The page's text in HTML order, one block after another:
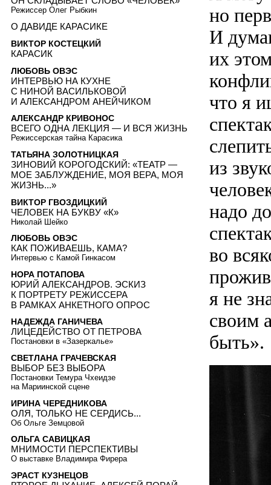
но
И
их
что я
из
надо
во
я не
своим
быть».
Режиссер Олег Рыбкин
О ДАВИДЕ КАРАСИКЕ
ВИКТОР КОСТЕЦКИЙ
КАРАСИК
ЛЮБОВЬ ОВЭС
ИНТЕРВЬЮ НА КУХНЕ
С НИНОЙ ВАСИЛЬКОВОЙ
И АЛЕКСАНДРОМ АНЕЙЧИКОМ
АЛЕКСАНДР КРИВОНОС
ВСЕГО ОДНА ЛЕКЦИЯ — И ВСЯ ЖИЗНЬ
Режиссерская тайна Карасика
ТАТЬЯНА ЗОЛОТНИЦКАЯ
ЗИНОВИЙ КОРОГОДСКИЙ: «ТЕАТР —
МОЕ ЗАБЛУЖДЕНИЕ, МОЯ ВЕРА, МОЯ
ЖИЗНЬ...»
ВИКТОР ГВОЗДИЦКИЙ
ЧЕЛОВЕК НА БУКВУ «К»
Николай Шейко
ЛЮБОВЬ ОВЭС
КАК ПОЖИВАЕШЬ, КАМА?
Интервью с Камой Гинкасом
НОРА ПОТАПОВА
ЮРИЙ АЛЕКСАНДРОВ. ЭСКИЗ
К ПОРТРЕТУ РЕЖИССЕРА
В РАМКАХ АНКЕТНОГО ОПРОС
НАДЕЖДА ГАНИЧЕВА
ЛИЦЕДЕЙСТВО ОТ ПЕТРОВА
Постановки в «Зазеркалье»
СВЕТЛАНА ГРАЧЕВСКАЯ
ВЫБОР БЕЗ ВЫБОРА
Постановки Темура Чхеидзе
на Мариинской сцене
ИРИНА ЧЕРЕДНИКОВА
ОЛЯ, ТОЛЬКО НЕ СЕРДИСЬ...
Об Ольге Земцовой
ОЛЬГА САВИЦКАЯ
МНИМОСТИ ПЕРСПЕКТИВЫ
О выставке Владимира Фирера
ЭРАСТ КУЗНЕЦОВ